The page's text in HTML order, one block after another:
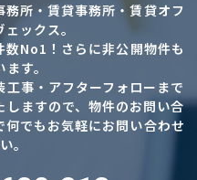
所・賃貸事務所・賃貸オフ
ックス。
No1！さらに非公開物件も
す。
事・アフターフォローまで
ますので、物件のお問い合
でもお気軽にお問い合わせ
。